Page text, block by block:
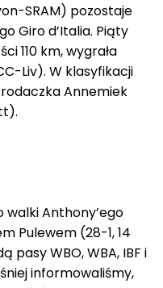
SRAM) pozostaje
Giro d’Italia. Piąty
110 km, wygrała
Liv). W klasyfikacji
Annemiek
walki Anthony’ego
Pulewem (28-1, 14
pasy WBO, WBA, IBF i
informowaliśmy,